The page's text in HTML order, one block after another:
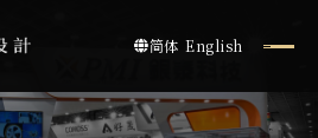
简体 English